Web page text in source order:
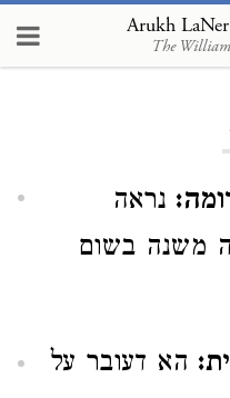
Arukh
The
נראה
זה משנה בשום
הא דעובר על